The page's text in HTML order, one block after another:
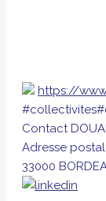
https://
#collectivites
Contact
Adresse
33000